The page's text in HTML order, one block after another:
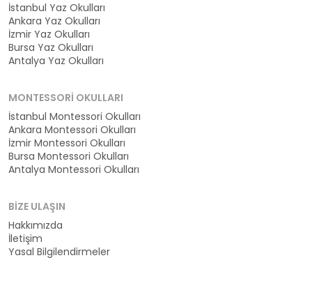
İstanbul Yaz Okulları
Ankara Yaz Okulları
İzmir Yaz Okulları
Bursa Yaz Okulları
Antalya Yaz Okulları
MONTESSORI OKULLARI
İstanbul Montessori Okulları
Ankara Montessori Okulları
İzmir Montessori Okulları
Bursa Montessori Okulları
Antalya Montessori Okulları
BIZE ULAŞIN
Hakkımızda
İletişim
Yasal Bilgilendirmeler